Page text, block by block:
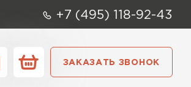
+7 (495) 118-92-43
ЗАКАЗАТЬ ЗВОНОК